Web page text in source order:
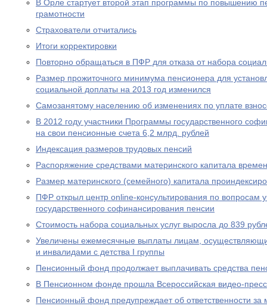
В Орле стартует второй этап программы по повышению
грамотности
Страхователи отчитались
Итоги корректировки
Повторно обращаться в ПФР для отказа от набора
Размер прожиточного минимума пенсионера для
социальной доплаты на 2013 год изменился
Самозанятому населению об изменениях по уплате
В 2012 году участники Программы государственного
на свои пенсионные счета 6,2 млрд. рублей
Индексация размеров трудовых пенсий
Распоряжение средствами материнского капитала
Размер материнского (семейного) капитала
ПФР открыл центр online-консультирования по вопросам
государственного софинансирования пенсии
Стоимость набора социальных услуг выросла до 839
Увеличены ежемесячные выплаты лицам,
и инвалидами с детства I группы
Пенсионный фонд продолжает выплачивать средства
В Пенсионном фонде прошла Всероссийская видео-
Пенсионный фонд предупреждает об ответственности